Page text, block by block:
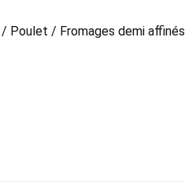
Poulet / Fromages demi affinés